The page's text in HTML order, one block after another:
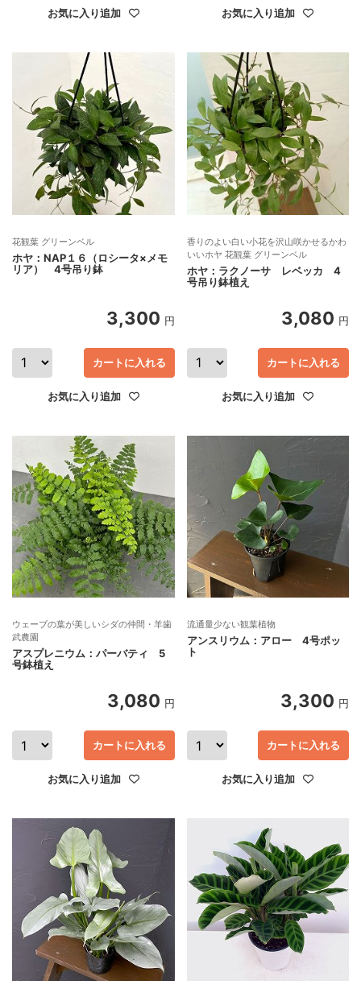
お気に入り追加 お気に入り追加
花観葉 グリーンベル
ホヤ：NAP１６（ロシータ×メモ
リア） 4号吊り鉢
3,300 円
カートに入れる
お気に入り追加
香りのよい白い小花を沢山咲かせるかわ
いいホヤ 花観葉 グリーンベル
ホヤ：ラクノーサ レベッカ 4
号吊り鉢植え
3,080 円
カートに入れる
お気に入り追加
ウェーブの葉が美しいシダの仲間・羊歯
武農園
アスプレニウム：パーバティ 5
号鉢植え
3,080 円
カートに入れる
お気に入り追加
流通量少ない観葉植物
アンスリウム：アロー 4号ポッ
ト
3,300 円
カートに入れる
お気に入り追加